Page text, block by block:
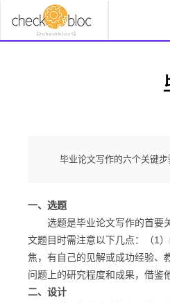
毕业论文写作的六个关键步
一、选题
选题是毕业论文写作的首要关
文题目时需注意以下几点：（1
焦，有自己的见解或成功经验、
问题上的研究程度和成果，借鉴
二、设计